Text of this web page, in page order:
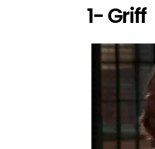
k
1- Griff